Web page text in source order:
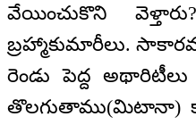
వేయించుకొని
బ్రహ్మాకుమారీలు.
రెండు పెద్ద అథారిటీలు
తొలగుతాము(మిటానా)